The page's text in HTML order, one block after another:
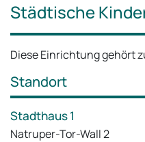
Städtische
Diese Einrichtung gehört
Standort
Stadthaus 1
Natruper-Tor-Wall 2